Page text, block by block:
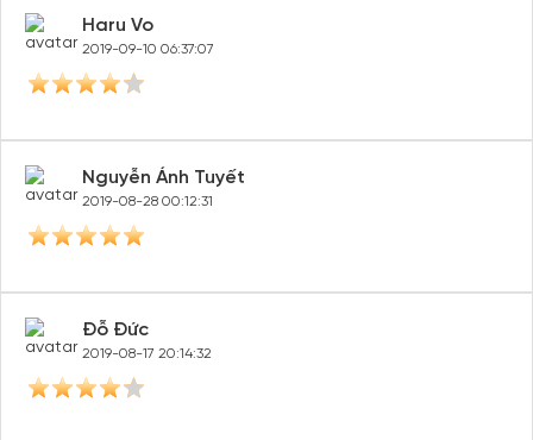
Haru Vo
2019-09-10 06:37:07
Nguyễn Ánh Tuyết
2019-08-28 00:12:31
Đỗ Đức
2019-08-17 20:14:32